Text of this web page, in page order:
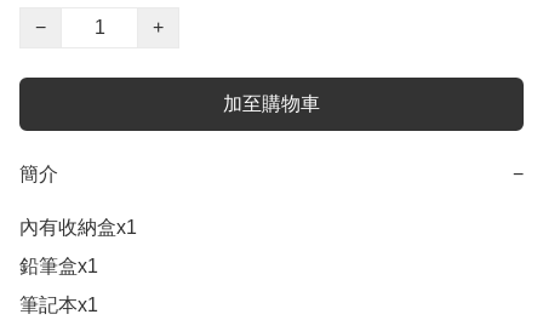
−
+
加至購物車
簡介 −
內有收納盒x1
鉛筆盒x1
筆記本x1